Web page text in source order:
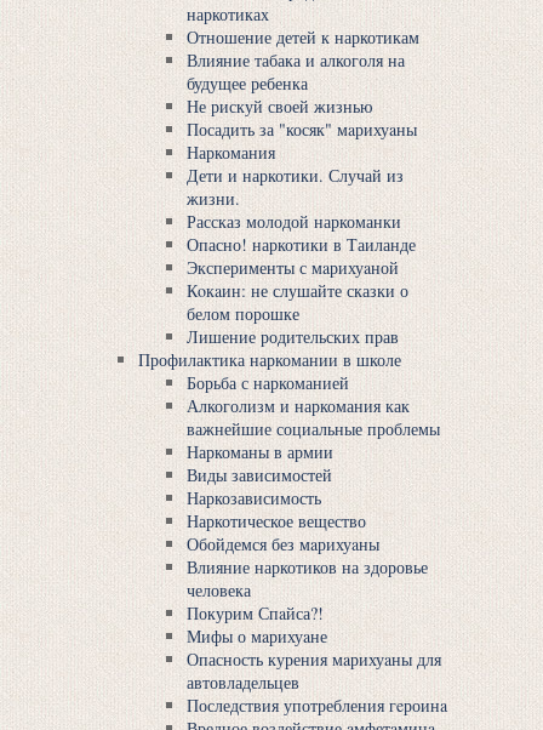
наркотиках
Отношение детей к наркотикам
Влияние табака и алкоголя на
будущее ребенка
Не рискуй своей жизнью
Посадить за "косяк" мaрихуaны
Наркомания
Дети и наркотики. Случай из
жизни.
Рассказ молодой наркоманки
Опасно! наркотики в Таиланде
Эксперименты с мaрихуaной
Кoкaин: не слушайте сказки о
белом порошке
Лишение родительских прав
Профилактика наркомании в школе
Борьба с наркоманией
Алкоголизм и наркомания как
важнейшие социальные проблемы
Наркоманы в армии
Виды зависимостей
Наркозависимость
Наркотическое вещество
Обойдемся без мaрихуaны
Влияние наркотиков на здоровье
человека
Покурим Спaйса?!
Мифы о мaрихуaне
Опасность курения мaрихуaны для
автовладельцев
Последствия употребления гeроинa